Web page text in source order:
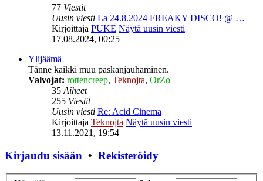
77 Viestit
Uusin viesti La 24.8.2024 FREAKY DISCO! @ …
Kirjoittaja PUKE Näytä uusin viesti
17.08.2024, 00:25
Ylijäämä
Tänne kaikki muu paskanjauhaminen.
Valvojat: rottencreep, Teknojta, OrZo
35Aiheet
255 Viestit
Uusin viesti Re: Acid Cinema
Kirjoittaja Teknojta Näytä uusin viesti
13.11.2021, 19:54
Kirjaudu sisään • Rekisteröidy